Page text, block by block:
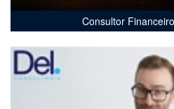
Consultor